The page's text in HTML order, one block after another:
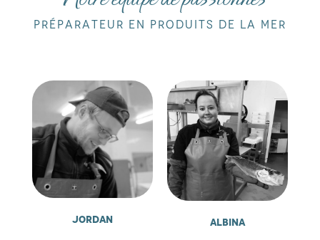
Préparateur en produits de la mer
Jordan Albina